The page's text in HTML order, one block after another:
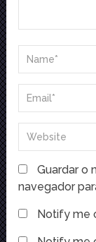
Guardar o
navegador
Notify me